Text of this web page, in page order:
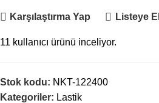
Karşılaştırma Yap Listeye
11 kullanıcı ürünü inceliyor.
Stok kodu: NKT-122400
Kategoriler: Lastik